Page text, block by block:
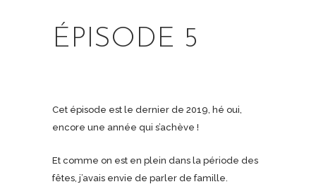
ÉPISODE 5
Cet épisode est le dernier de 2019, hé oui,
encore une année qui s’achève !
Et comme on est en plein dans la période des
fêtes, j’avais envie de parler de famille.